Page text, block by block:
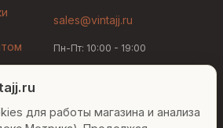
sales@vintajj.ru
Пн-Пт: 10:00 - 19:00
защищены.
конфиденциальности
для работы магазина и анализа
ваш персональный